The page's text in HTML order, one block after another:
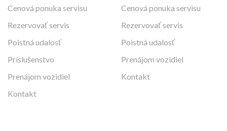
Cenová ponuka servisu
Rezervovať servis
Poistná udalosť
Príslušenstvo
Prenájom vozidiel
Kontakt
Cenová ponuka servisu
Rezervovať servis
Poistná udalosť
Prenájom vozidiel
Kontakt